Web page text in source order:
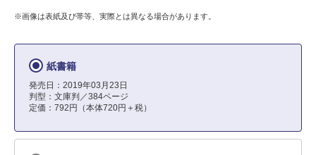
※画像は表紙及び帯等、実際とは異なる場合があります。
紙書籍
発売日：2019年03月23日
判型：文庫判／384ページ
定価：792円（本体720円＋税）